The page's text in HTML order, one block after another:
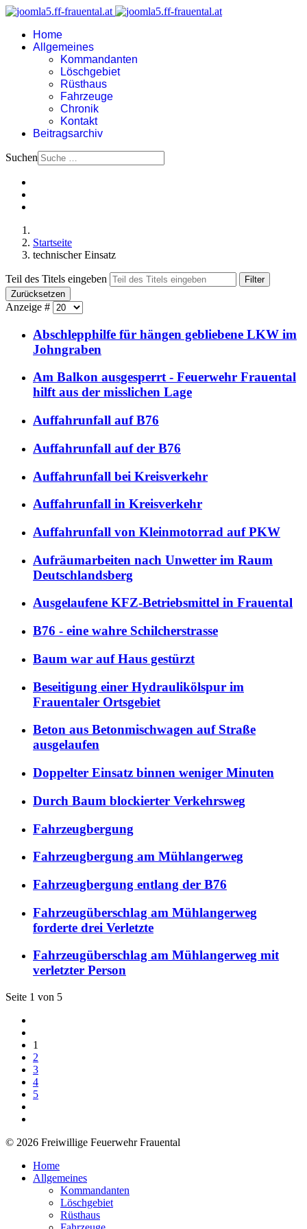
Home
Allgemeines
Kommandanten
Löschgebiet
Rüsthaus
Fahrzeuge
Chronik
Kontakt
Beitragsarchiv
Suchen
Startseite
technischer Einsatz
Teil des Titels eingeben
Filter
Zurücksetzen
Anzeige #
Abschlepphilfe für hängen gebliebene LKW im
Johngraben
Am Balkon ausgesperrt - Feuerwehr Frauental
hilft aus der misslichen Lage
Auffahrunfall auf B76
Auffahrunfall auf der B76
Auffahrunfall bei Kreisverkehr
Auffahrunfall in Kreisverkehr
Auffahrunfall von Kleinmotorrad auf PKW
Aufräumarbeiten nach Unwetter im Raum
Deutschlandsberg
Ausgelaufene KFZ-Betriebsmittel in Frauental
B76 - eine wahre Schilcherstrasse
Baum war auf Haus gestürzt
Beseitigung einer Hydraulikölspur im
Frauentaler Ortsgebiet
Beton aus Betonmischwagen auf Straße
ausgelaufen
Doppelter Einsatz binnen weniger Minuten
Durch Baum blockierter Verkehrsweg
Fahrzeugbergung
Fahrzeugbergung am Mühlangerweg
Fahrzeugbergung entlang der B76
Fahrzeugüberschlag am Mühlangerweg
forderte drei Verletzte
Fahrzeugüberschlag am Mühlangerweg mit
verletzter Person
Seite 1 von 5
1
2
3
4
5
© 2026 Freiwillige Feuerwehr Frauental
Home
Allgemeines
Kommandanten
Löschgebiet
Rüsthaus